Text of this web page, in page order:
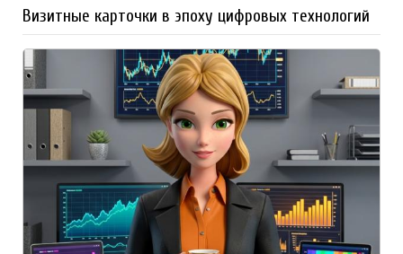
Визитные карточки в эпоху цифровых технологий